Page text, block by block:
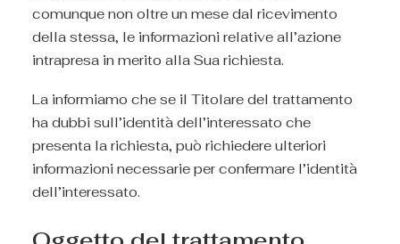
comunque non oltre un mese dal ricevimento
della stessa, le informazioni relative all’azione
intrapresa in merito alla Sua richiesta.
La informiamo che se il Titolare del trattamento
ha dubbi sull’identità dell’interessato che
presenta la richiesta, può richiedere ulteriori
informazioni necessarie per confermare l’identità
dell’interessato.